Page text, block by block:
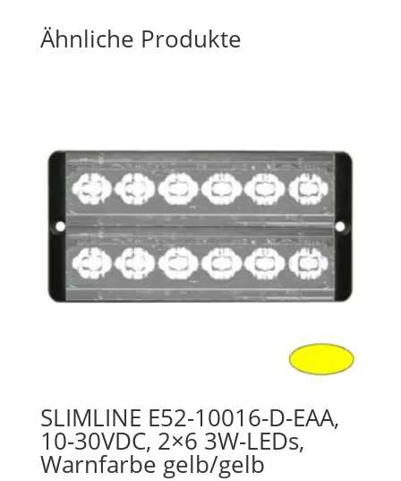
Ähnliche Produkte
SLIMLINE E52-10016-D-EAA,
10-30VDC, 2×6 3W-LEDs,
Warnfarbe gelb/gelb